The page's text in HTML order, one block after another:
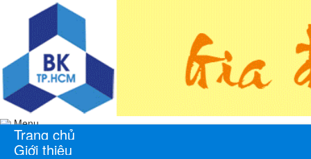
Menu
Trang chủ
Giới thiệu